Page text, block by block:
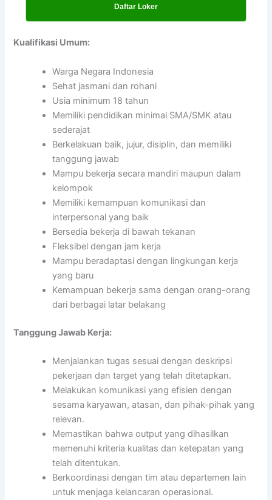
Daftar Loker
Kualifikasi Umum:
Warga Negara Indonesia
Sehat jasmani dan rohani
Usia minimum 18 tahun
Memiliki pendidikan minimal SMA/SMK atau
sederajat
Berkelakuan baik, jujur, disiplin, dan memiliki
tanggung jawab
Mampu bekerja secara mandiri maupun dalam
kelompok
Memiliki kemampuan komunikasi dan
interpersonal yang baik
Bersedia bekerja di bawah tekanan
Fleksibel dengan jam kerja
Mampu beradaptasi dengan lingkungan kerja
yang baru
Kemampuan bekerja sama dengan orang-orang
dari berbagai latar belakang
Tanggung Jawab Kerja:
Menjalankan tugas sesuai dengan deskripsi
pekerjaan dan target yang telah ditetapkan.
Melakukan komunikasi yang efisien dengan
sesama karyawan, atasan, dan pihak-pihak yang
relevan.
Memastikan bahwa output yang dihasilkan
memenuhi kriteria kualitas dan ketepatan yang
telah ditentukan.
Berkoordinasi dengan tim atau departemen lain
untuk menjaga kelancaran operasional.